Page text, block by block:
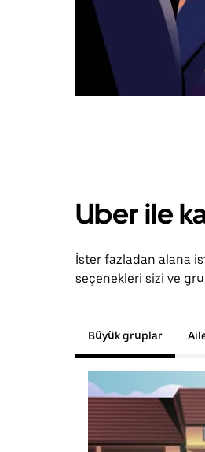
Uber ile
İster fazladan alana
seçenekleri sizi ve
Büyük gruplar